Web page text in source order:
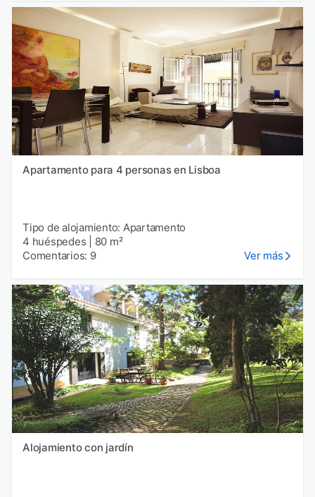
Apartamento para 4 personas en Lisboa
Tipo de alojamiento: Apartamento
4 huéspedes
80 m²
Comentarios: 9
Ver más
Alojamiento con jardín